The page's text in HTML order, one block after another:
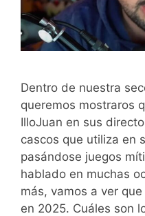
Dentro de nuestra
queremos mostraros
IlloJuan en sus
cascos que utiliza en
pasándose juegos
hablado en muchas
más, vamos a ver
en 2025. Cuáles son